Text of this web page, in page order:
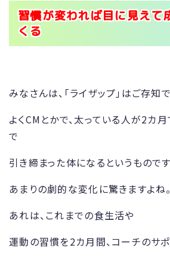
習慣が変われば目に見えて
くる
みなさんは、「ライザップ」はご存知
よくCMとかで、太っている人が2カ
で
引き締まった体になるというものです
あまりの劇的な変化に驚きますよね。
あれは、これまでの食生活や
運動の習慣を2カ月間、コーチのサ